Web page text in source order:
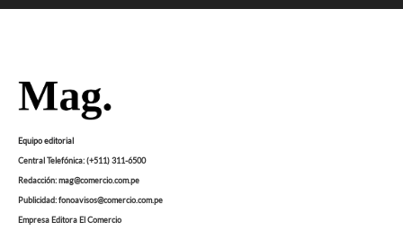
Equipo editorial
Central Telefónica: (+511) 311-6500
Redacción: mag@comercio.com.pe
Publicidad: fonoavisos@comercio.com.pe
Empresa Editora El Comercio